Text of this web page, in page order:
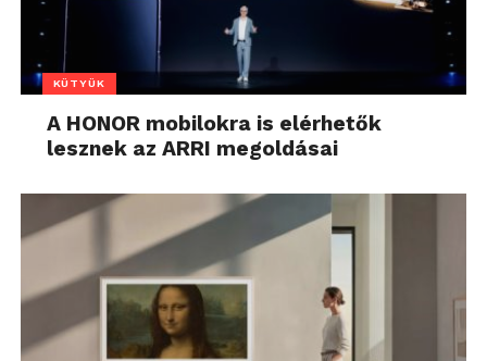
KÜTYÜK
A HONOR mobilokra is elérhetők
lesznek az ARRI megoldásai